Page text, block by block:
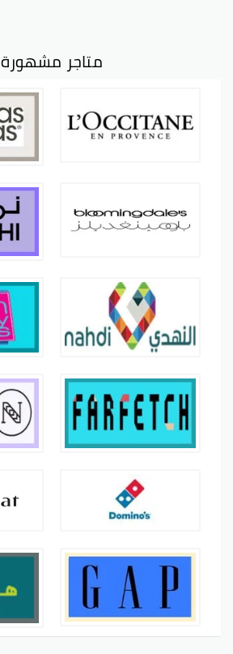
متاجر مشهورة